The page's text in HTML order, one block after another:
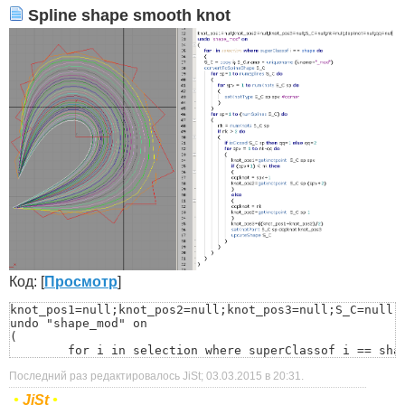
Spline shape smooth knot
Код: [Просмотр]
undo "shape_mod" on
(
	S_C = copy i; S_C.name = uniquename (i.name+"_mod")
	convertToSplineShape S_C
Последний раз редактировалось JiSt; 03.03.2015 в 20:31
• JiSt•